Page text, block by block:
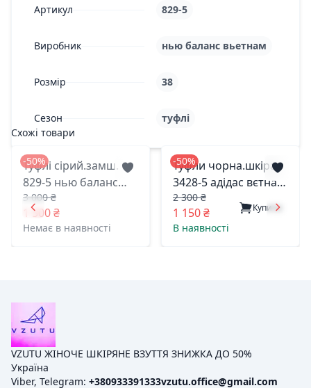
Артикул 829-5
Виробник нью баланс вьетнам
Розмір 38
Сезон
туфлі
Схожі товари
-50%
Туфлі сірий.замш.
829-5 нью баланс
вьетнам 37(р)
3 000 ₴
1 500 ₴
Немає в наявності
-50%
Туфли чорна.шкіра.
3428-5 адідас вєтнам
38(р)
2 300 ₴
1 150 ₴ Купити
В наявності
VZUTU ЖІНОЧЕ ШКІРЯНЕ ВЗУТТЯ ЗНИЖКА ДО 50%
Україна
Viber, Telegram: +380933391333vzutu.office@gmail.com